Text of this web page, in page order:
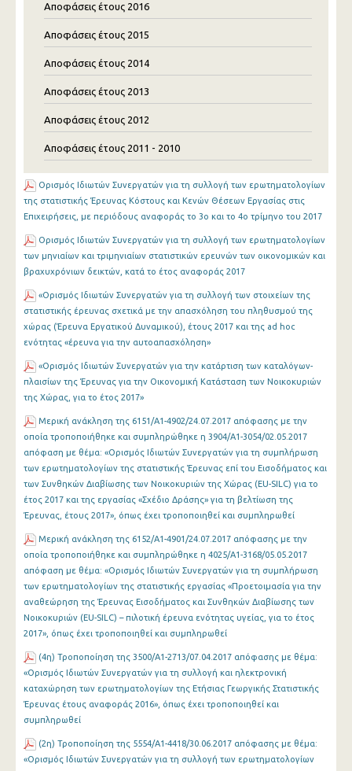
Αποφάσεις έτους 2016
Αποφάσεις έτους 2015
Αποφάσεις έτους 2014
Αποφάσεις έτους 2013
Αποφάσεις έτους 2012
Αποφάσεις έτους 2011 - 2010
Ορισμός Ιδιωτών Συνεργατών για τη συλλογή των ερωτηματολογίων
της στατιστικής Έρευνας Κόστους και Κενών Θέσεων Εργασίας στις
Επιχειρήσεις, με περιόδους αναφοράς το 3ο και το 4ο τρίμηνο του 2017
Ορισμός Ιδιωτών Συνεργατών για τη συλλογή των ερωτηματολογίων
των μηνιαίων και τριμηνιαίων στατιστικών ερευνών των οικονομικών και
βραχυχρόνιων δεικτών, κατά το έτος αναφοράς 2017
«Ορισμός Ιδιωτών Συνεργατών για τη συλλογή των στοιχείων της
στατιστικής έρευνας σχετικά με την απασχόληση του πληθυσμού της
χώρας (Έρευνα Εργατικού Δυναμικού), έτους 2017 και της ad hoc
ενότητας «έρευνα για την αυτοαπασχόληση»
«Ορισμός Ιδιωτών Συνεργατών για την κατάρτιση των καταλόγων-
πλαισίων της Έρευνας για την Οικονομική Κατάσταση των Νοικοκυριών
της Χώρας, για το έτος 2017»
Μερική ανάκληση της 6151/Α1-4902/24.07.2017 απόφασης με την
οποία τροποποιήθηκε και συμπληρώθηκε η 3904/Α1-3054/02.05.2017
απόφαση με θέμα: «Ορισμός Ιδιωτών Συνεργατών για τη συμπλήρωση
των ερωτηματολογίων της στατιστικής Έρευνας επί του Εισοδήματος και
των Συνθηκών Διαβίωσης των Νοικοκυριών της Χώρας (EU-SILC) για το
έτος 2017 και της εργασίας «Σχέδιο Δράσης» για τη βελτίωση της
Έρευνας, έτους 2017», όπως έχει τροποποιηθεί και συμπληρωθεί
Μερική ανάκληση της 6152/Α1-4901/24.07.2017 απόφασης με την
οποία τροποποιήθηκε και συμπληρώθηκε η 4025/Α1-3168/05.05.2017
απόφαση με θέμα: «Ορισμός Ιδιωτών Συνεργατών για τη συμπλήρωση
των ερωτηματολογίων της στατιστικής εργασίας «Προετοιμασία για την
αναθεώρηση της Έρευνας Εισοδήματος και Συνθηκών Διαβίωσης των
Νοικοκυριών (EU-SILC) – πιλοτική έρευνα ενότητας υγείας, για το έτος
2017», όπως έχει τροποποιηθεί και συμπληρωθεί
(4η) Τροποποίηση της 3500/Α1-2713/07.04.2017 απόφασης με θέμα:
«Ορισμός Ιδιωτών Συνεργατών για τη συλλογή και ηλεκτρονική
καταχώρηση των ερωτηματολογίων της Ετήσιας Γεωργικής Στατιστικής
Έρευνας έτους αναφοράς 2016», όπως έχει τροποποιηθεί και
συμπληρωθεί
(2η) Τροποποίηση της 5554/Α1-4418/30.06.2017 απόφασης με θέμα:
«Ορισμός Ιδιωτών Συνεργατών για τη συλλογή των ερωτηματολογίων